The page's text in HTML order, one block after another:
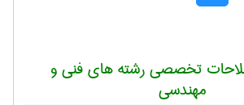
تخصصی رشته های فنی و
مهندسی